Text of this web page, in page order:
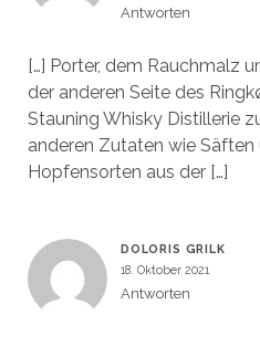
Antworten
[…] Porter, dem Rauchmalz
der anderen Seite des
Stauning Whisky Distillerie
anderen Zutaten wie
Hopfensorten aus der […]
DOLORIS GRILK
18. Oktober 2021
Antworten